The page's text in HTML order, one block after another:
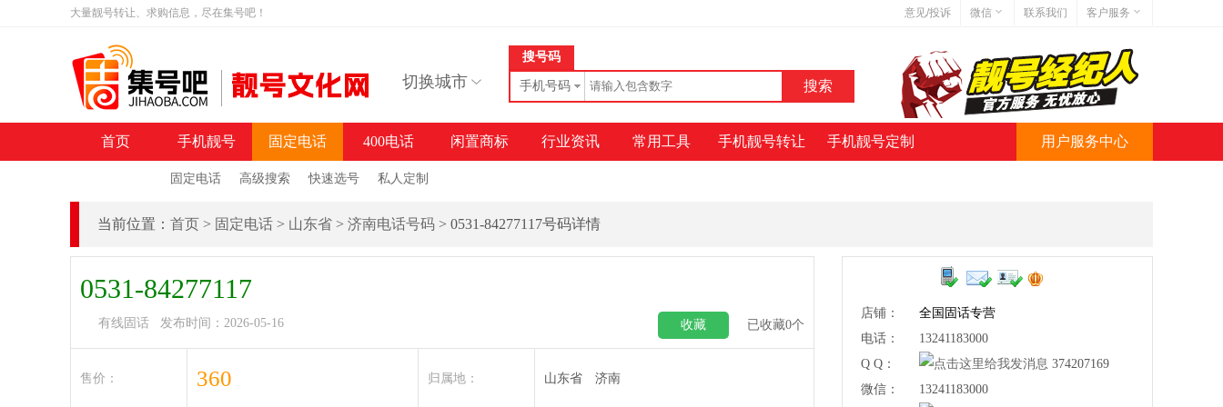
大量靓号转让、求购信息，尽在集号吧！ 意见/投诉 微信
微信号:jihaoba999
联系我们
客户服务
网站地图
网站简介
切换城市
搜号码
手机号码
首页 手机靓号 固定电话
固定电话 高级搜索 快速选号 私人定制
400电话 闲置商标 行业资讯 常用工具 手机靓号转让 手机靓号定制 用户服务中心
当前位置： 首页 > 固定电话 > 山东省 > 济南电话号码 > 0531-84277117号码详情
0531-84277117
有线固话 发布时间：2026-05-16 收藏 已收藏0个
售价： 360 归属地： 山东省 济南
店铺：
全国固话专营
电话：
13241183000
Q Q：
374207169
微信：
13241183000